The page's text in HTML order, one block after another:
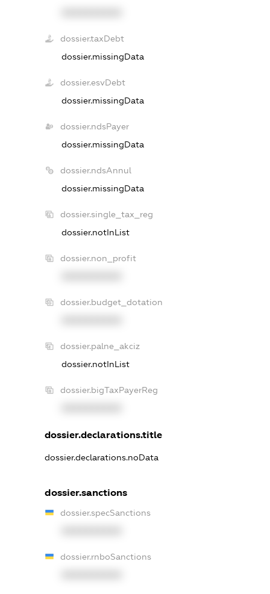
dossier.taxDebt
dossier.missingData
dossier.esvDebt
dossier.missingData
dossier.ndsPayer
dossier.missingData
dossier.ndsAnnul
dossier.missingData
dossier.single_tax_reg
dossier.notInList
dossier.non_profit
dossier.budget_dotation
dossier.palne_akciz
dossier.notInList
dossier.bigTaxPayerReg
dossier.declarations.title
dossier.declarations.noData
dossier.sanctions
dossier.specSanctions
dossier.rnboSanctions